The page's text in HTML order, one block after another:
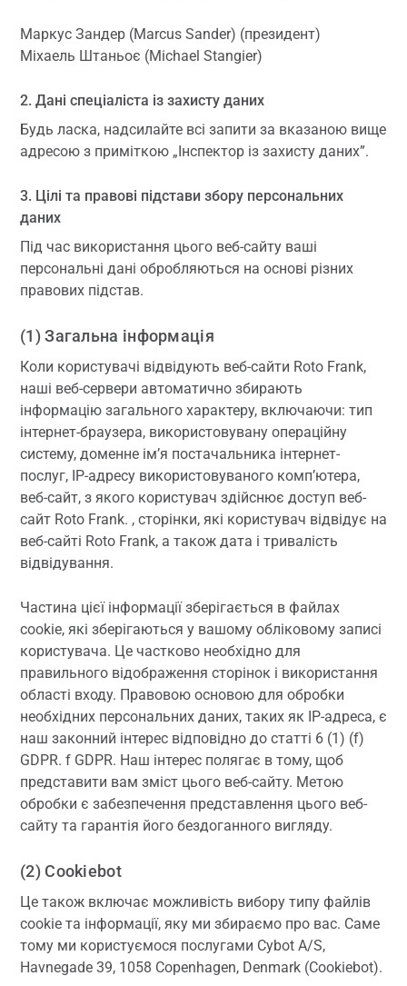
Маркус Зандер (Marcus Sander) (президент)
Міхаель Штаньоє (Michael Stangier)
2. Дані спеціаліста із захисту даних
Будь ласка, надсилайте всі запити за вказаною вище
адресою з приміткою „Інспектор із захисту даних”.
3. Цілі та правові підстави збору персональних
даних
Під час використання цього веб-сайту ваші
персональні дані обробляються на основі різних
правових підстав.
(1) Загальна інформація
Коли користувачі відвідують веб-сайти Roto Frank,
наші веб-сервери автоматично збирають
інформацію загального характеру, включаючи: тип
інтернет-браузера, використовувану операційну
систему, доменне ім’я постачальника інтернет-
послуг, IP-адресу використовуваного комп’ютера,
веб-сайт, з якого користувач здійснює доступ веб-
сайт Roto Frank. , сторінки, які користувач відвідує на
веб-сайті Roto Frank, а також дата і тривалість
відвідування.
Частина цієї інформації зберігається в файлах
cookie, які зберігаються у вашому обліковому записі
користувача. Це частково необхідно для
правильного відображення сторінок і використання
області входу. Правовою основою для обробки
необхідних персональних даних, таких як IP-адреса, є
наш законний інтерес відповідно до статті 6 (1) (f)
GDPR. f GDPR. Наш інтерес полягає в тому, щоб
представити вам зміст цього веб-сайту. Метою
обробки є забезпечення представлення цього веб-
сайту та гарантія його бездоганного вигляду.
(2) Cookiebot
Це також включає можливість вибору типу файлів
cookie та інформації, яку ми збираємо про вас. Саме
тому ми користуємося послугами Cybot A/S,
Havnegade 39, 1058 Copenhagen, Denmark (Cookiebot).